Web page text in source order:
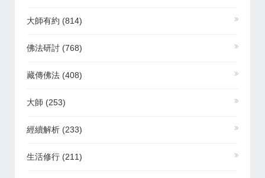
大師有約 (814)
佛法研討 (768)
藏傳佛法 (408)
大師 (253)
經續解析 (233)
生活修行 (211)